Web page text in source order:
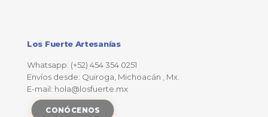
Los Fuerte Artesanías
Whatsapp: (+52) 454 354 0251
Envíos desde: Quiroga, Michoacán , Mx.
E-mail: hola@losfuerte.mx
CONÓCENOS